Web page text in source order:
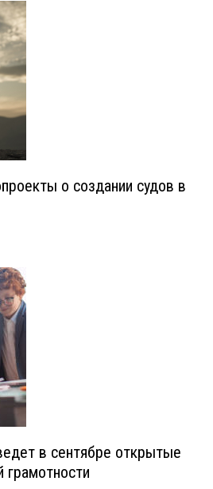
о создании судов в
в сентябре открытые
грамотности